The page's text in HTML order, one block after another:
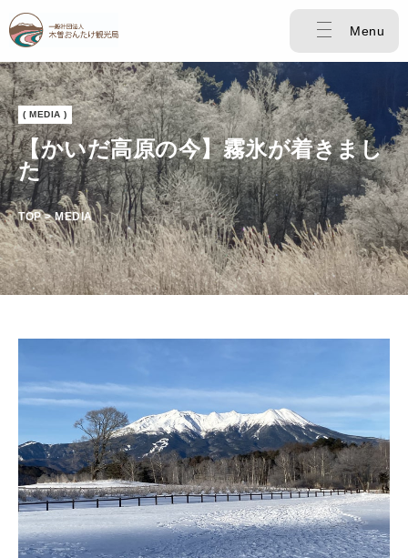
Menu
( MEDIA )
【かいだ高原の今】霧氷が着きまし
た
TOP > MEDIA